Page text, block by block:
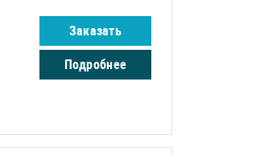
Заказать
Подробнее